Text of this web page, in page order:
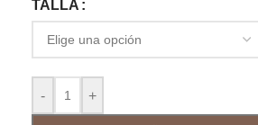
TALLA
- +